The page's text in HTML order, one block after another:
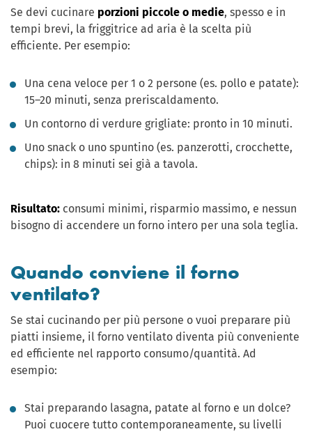
Se devi cucinare porzioni piccole o medie, spesso e in
tempi brevi, la friggitrice ad aria è la scelta più
efficiente. Per esempio:
Una cena veloce per 1 o 2 persone (es. pollo e patate):
15–20 minuti, senza preriscaldamento.
Un contorno di verdure grigliate: pronto in 10 minuti.
Uno snack o uno spuntino (es. panzerotti, crocchette,
chips): in 8 minuti sei già a tavola.
Risultato: consumi minimi, risparmio massimo, e nessun
bisogno di accendere un forno intero per una sola teglia.
Quando conviene il forno
ventilato?
Se stai cucinando per più persone o vuoi preparare più
piatti insieme, il forno ventilato diventa più conveniente
ed efficiente nel rapporto consumo/quantità. Ad
esempio:
Stai preparando lasagna, patate al forno e un dolce?
Puoi cuocere tutto contemporaneamente, su livelli